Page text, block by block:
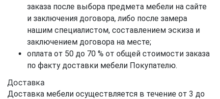
заказа после выбора предмета мебели на сайте
и заключения договора, либо после замера
нашим специалистом, составлением эскиза и
заключением договора на месте;
оплата от 50 до 70 % от общей стоимости заказа
по факту доставки мебели Покупателю.
Доставка
Доставка мебели осуществляется в течение от 3 до